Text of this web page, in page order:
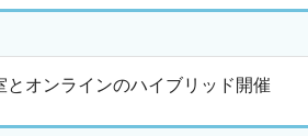
とオンラインのハイブリッド開催